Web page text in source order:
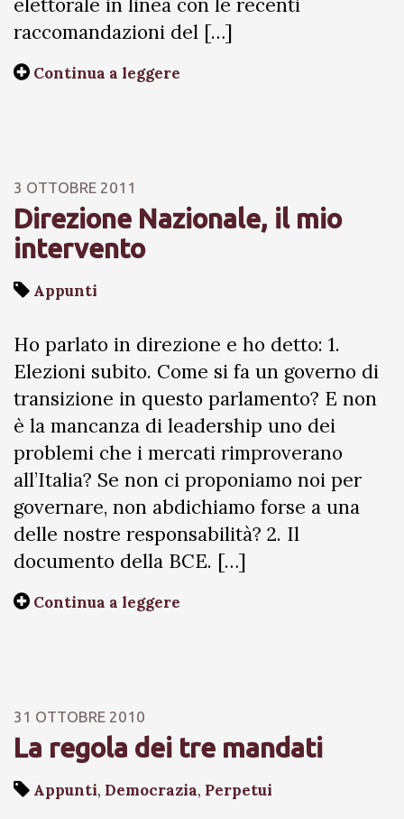
elettorale in linea con le recenti
raccomandazioni del […]
Continua a leggere
3 OTTOBRE 2011
Direzione Nazionale, il mio
intervento
Appunti
Ho parlato in direzione e ho detto: 1.
Elezioni subito. Come si fa un governo di
transizione in questo parlamento? E non
è la mancanza di leadership uno dei
problemi che i mercati rimproverano
all’Italia? Se non ci proponiamo noi per
governare, non abdichiamo forse a una
delle nostre responsabilità? 2. Il
documento della BCE. […]
Continua a leggere
31 OTTOBRE 2010
La regola dei tre mandati
Appunti, Democrazia, Perpetui